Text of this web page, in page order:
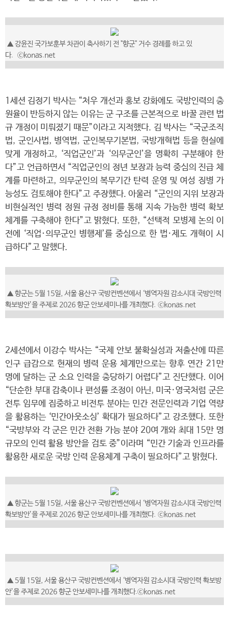
▲ 강윤진 국가보훈부 차관이 축사하기 전 "향군" 거수 경례를 하고 있
다. ⓒkonas.net
1세션 김정기 박사는 “처우 개선과 홍보 강화에도 국방인력의 충
원율이 반등하지 않는 이유는 군 구조를 근본적으로 바꿀 관련 법
규 개정이 미뤄졌기 때문”이라고 지적했다. 김 박사는 “국군조직
법, 군인사법, 병역법, 군인복무기본법, 국방개혁법 등을 현실에
맞게 개정하고, ‘직업군인’과 ‘의무군인’을 명확히 구분해야 한
다”고 언급하면서 “직업군인의 정년 보장과 능력 중심의 진급 체
계를 마련하고, 의무군인의 복무기간 탄력 운영 및 여성 징병 가
능성도 검토해야 한다”고 주장했다. 아울러 “군인의 지위 보장과
비현실적인 병력 정원 규정 정비를 통해 지속 가능한 병력 확보
체계를 구축해야 한다”고 밝혔다. 또한, “선택적 모병제 논의 이
전에 ‘직업·의무군인 병행제’를 중심으로 한 법·제도 개혁이 시
급하다”고 말했다.
▲ 향군는 5월 15일, 서울 용산구 국방컨벤션에서 ‘병역자원 감소시대 국방인력
확보방안’을 주제로 2026 향군 안보세미나를 개최했다. ⓒkonas.net
2세션에서 이강수 박사는 “국제 안보 불확실성과 저출산에 따른
인구 급감으로 현재의 병력 운용 체계만으로는 향후 연간 21만
명에 달하는 군 소요 인력을 충당하기 어렵다”고 진단했다. 이어
“단순한 부대 감축이나 편성률 조정이 아닌, 미국·영국처럼 군은
전투 임무에 집중하고 비전투 분야는 민간 전문인력과 기업 역량
을 활용하는 ‘민간아웃소싱’ 확대가 필요하다”고 강조했다. 또한
“국방부와 각 군은 민간 전환 가능 분야 20여 개와 최대 15만 명
규모의 인력 활용 방안을 검토 중”이라며 “민간 기술과 인프라를
활용한 새로운 국방 인력 운용체계 구축이 필요하다”고 밝혔다.
▲향군는 5월 15일, 서울 용산구 국방컨벤션에서 ‘병역자원 감소시대 국방인력
확보방안’을 주제로 2026 향군 안보세미나를 개최했다. ⓒkonas.net
▲ 5월 15일, 서울 용산구 국방컨벤션에서 ‘병역자원 감소시대 국방인력 확보방
안’을 주제로 2026 향군 안보세미나를 개최했다.ⓒkonas.net